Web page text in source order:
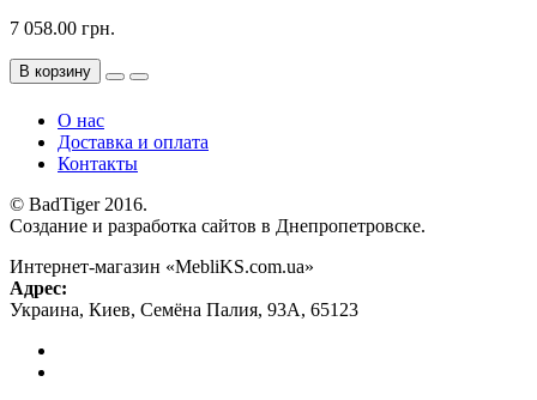
7 058.00 грн.
В корзину
О нас
Доставка и оплата
Контакты
© BadTiger 2016.
Создание и разработка сайтов в Днепропетровске.
Интернет-магазин «MebliKS.com.ua»
Адрес:
Украина, Киев, Семёна Палия, 93А, 65123